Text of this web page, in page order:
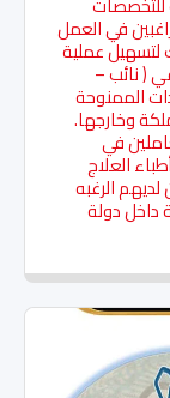
في العمل
لتسهيل عملية
( نائب –
الممنوحة
وخارجها.
في
العلاج
الرغبه
داخل دولة